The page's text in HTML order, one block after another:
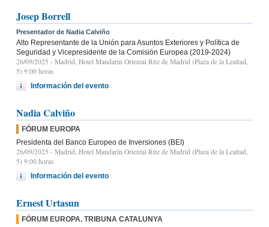
Josep Borrell
Presentador de Nadia Calviño
Alto Representante de la Unión para Asuntos Exteriores y Política de
Seguridad y Vicepresidente de la Comisión Europea (2019-2024)
26/09/2025 - Madrid, Hotel Mandarin Oriental Ritz de Madrid (Plaza de la Lealtad,
5) 9:00 horas
Información del evento
Nadia Calviño
FÓRUM EUROPA
Presidenta del Banco Europeo de Inversiones (BEI)
26/09/2025 - Madrid, Hotel Mandarin Oriental Ritz de Madrid (Plaza de la Lealtad,
5) 9:00 horas
Información del evento
Ernest Urtasun
FÓRUM EUROPA. TRIBUNA CATALUNYA